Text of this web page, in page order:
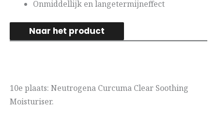
Onmiddellijk en langetermijneffect
Naar het product
10e plaats: Neutrogena Curcuma Clear Soothing
Moisturiser.